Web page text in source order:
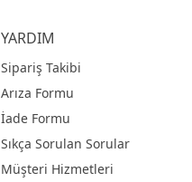
YARDIM
Sipariş Takibi
Arıza Formu
İade Formu
Sıkça Sorulan Sorular
Müşteri Hizmetleri